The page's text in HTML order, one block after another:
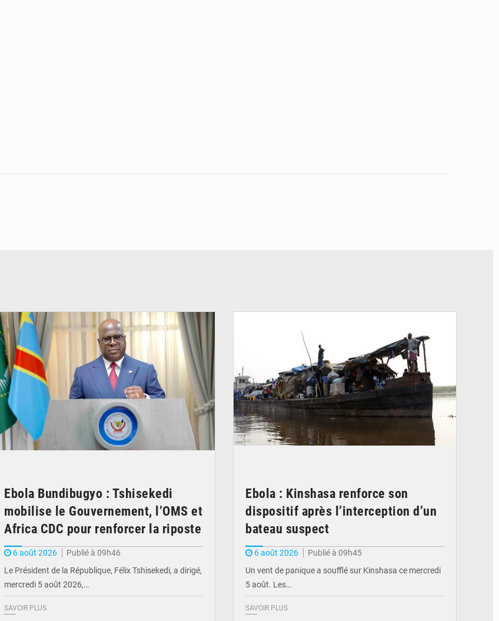
Ebola Bundibugyo : Tshisekedi
mobilise le Gouvernement, l’OMS et
Africa CDC pour renforcer la riposte
6 août 2026
Publié à 09h46
Le Président de la République, Félix Tshisekedi, a dirigé,
mercredi 5 août 2026,…
SAVOIR PLUS
Ebola : Kinshasa renforce son
dispositif après l’interception d’un
bateau suspect
6 août 2026
Publié à 09h45
Un vent de panique a soufflé sur Kinshasa ce mercredi
5 août. Les…
SAVOIR PLUS